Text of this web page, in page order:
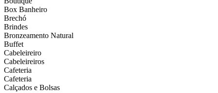
Box Banheiro
Brechó
Brindes
Bronzeamento Natural
Buffet
Cabeleireiro
Cabeleireiros
Cafeteria
Cafeteria
Calçados e Bolsas